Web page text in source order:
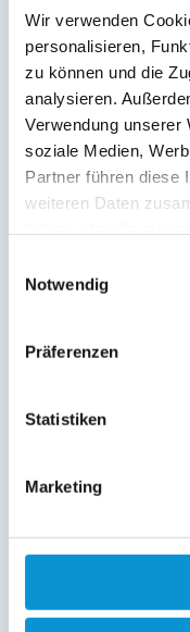
Wir verwenden
personalisieren,
zu können und die
analysieren.
Verwendung unserer
soziale Medien,
Partner führen diese
weiteren Daten
Notwendig
Präferenzen
Statistiken
Marketing
Handtücher inkl.
Kurtaxfrei
Verpflegung:
Sonstiges:
-1 Schlafraum mit
Etagenbetten -1
Kamin -Bettwäsche
Badezimmer mit
Gebühr -Separate
etc. -Essecke -
Fasssauna mit
Hunde erlaubt
Beschreibung
Ferienhaus für bis zu
Waschmaschine,
Wohlfühlen, Hunde